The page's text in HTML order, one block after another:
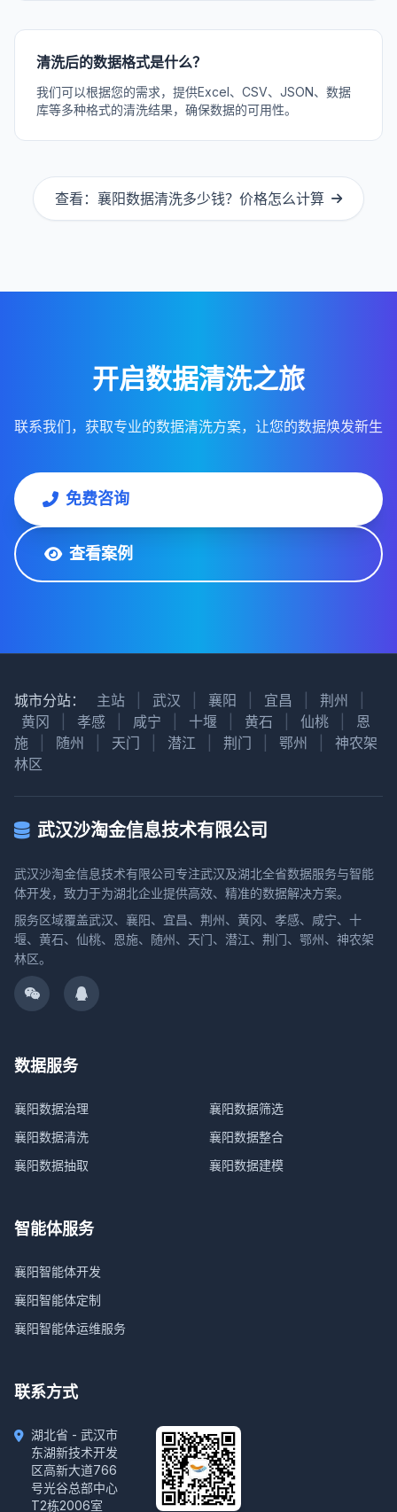
清洗后的数据格式是什么？
我们可以根据您的需求，提供Excel、CSV、JSON、数据
库等多种格式的清洗结果，确保数据的可用性。
查看：襄阳数据清洗多少钱？价格怎么计算
开启数据清洗之旅
联系我们，获取专业的数据清洗方案，让您的数据焕发新生
免费咨询
查看案例
城市分站： 主站 武汉 襄阳 宜昌 荆州
黄冈
孝感 咸宁 十堰 黄石 仙桃
恩
施
随州 天门 潜江 荆门 鄂州
神农架
林区
武汉沙淘金信息技术有限公司
武汉沙淘金信息技术有限公司专注武汉及湖北全省数据服务与智能
体开发，致力于为湖北企业提供高效、精准的数据解决方案。
服务区域覆盖武汉、襄阳、宜昌、荆州、黄冈、孝感、咸宁、十
堰、黄石、仙桃、恩施、随州、天门、潜江、荆门、鄂州、神农架
林区。
数据服务
襄阳数据治理
襄阳数据筛选
襄阳数据清洗
襄阳数据整合
襄阳数据抽取
襄阳数据建模
智能体服务
襄阳智能体开发
襄阳智能体定制
襄阳智能体运维服务
联系方式
湖北省 - 武汉市
东湖新技术开发
区高新大道766
号光谷总部中心
T2栋2006室